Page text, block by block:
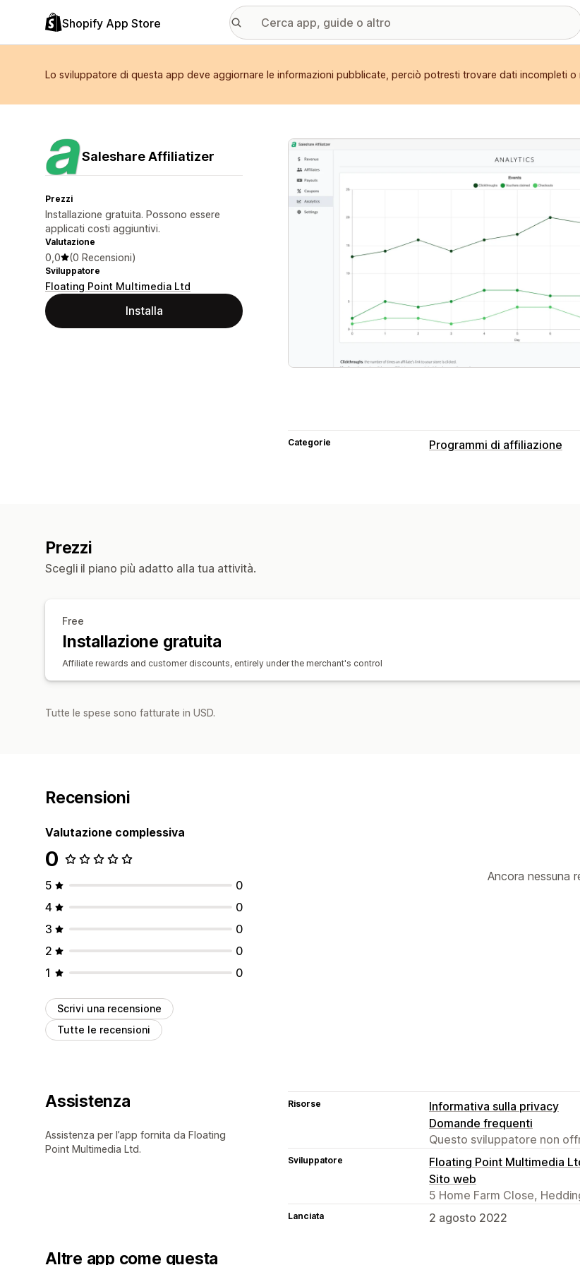
Shopify App Store
Lo sviluppatore di questa app deve aggiornare le informazioni pubblicate, perciò potresti trovare dati incompleti o
Saleshare Affiliatizer
Prezzi
Installazione gratuita. Possono essere
applicati costi aggiuntivi.
Valutazione
0,0 (0 Recensioni)
Sviluppatore
Floating Point Multimedia Ltd
Installa
Galleria immagini in evidenza
Categorie Programmi di affiliazione
Prezzi
Scegli il piano più adatto alla tua attività.
Free
Installazione gratuita
Affiliate rewards and customer discounts, entirely under the merchant's control
Tutte le spese sono fatturate in USD.
Recensioni
Valutazione complessiva
0
5
0
4
0
3
0
2
0
1
0
Scrivi una recensione
Tutte le recensioni
Ancora nessuna
Assistenza
Assistenza per l’app fornita da Floating
Point Multimedia Ltd.
Risorse
Informativa sulla privacy
Domande frequenti
Questo sviluppatore non
Sviluppatore
Floating Point Multimedia
Sito web
5 Home Farm Close,
Lanciata 2 agosto 2022
Altre app come questa